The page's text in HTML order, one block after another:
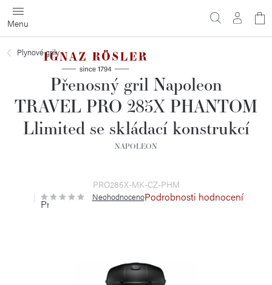
Přejít
na
obsah
Plynové grily
Přenosný gril Napoleon
TRAVEL PRO 285X PHANTOM
Llimited se skládací konstrukcí
NAPOLEON
PRO285X-MK-CZ-PHM
Průměrné
hodnocení
NeohodnocenoPodrobnosti hodnocení